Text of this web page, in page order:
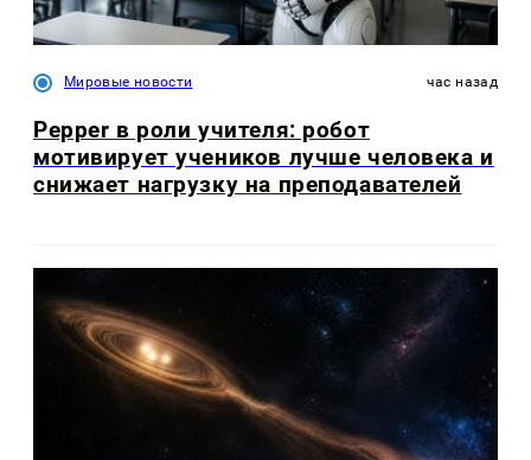
Мировые новости час назад
Pepper в роли учителя: робот
мотивирует учеников лучше человека и
снижает нагрузку на преподавателей